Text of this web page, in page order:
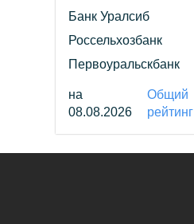
Банк Уралсиб
Россельхозбанк
Первоуральскбанк
на
08.08.2026
Общий
рейтинг